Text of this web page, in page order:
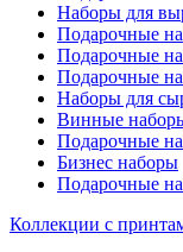
Наборы для
Подарочные
Подарочные
Подарочные
Наборы для
Винные
Подарочные
Бизнес наборы
Подарочные
Коллекции с